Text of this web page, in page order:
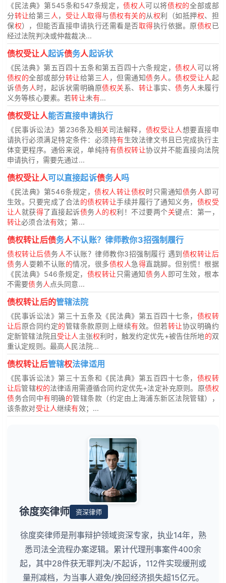
《民法典》第545条和547条规定，债权人可以将债权的全部或部
分转让给第三 人 ， 受让人取得与债权有关的从权利（如抵押权、担
保权），但能否直接申请执行还需看是否取得执行依据。原债权已
经过法院判决或仲裁裁决...
债权受让人起诉债务人起诉状
《民法典》第五百四十五条和第五百四十六条规定，债权人可以将
债权的全部或部分转让给第三人 ，但需通知债务人。债权受让人起
诉债务人时，起诉状需明确原债权关系、 转让事实、债务人 未履行
义务等核心要素。若转让未有...
债权受让人能否直接申请执行
《民事诉讼法》第236条及相关司法解释， 债权受让人想要直接申
请执行必须满足特定条件：必须持有生效法律文书且已完成执行主
体变更程序。通俗来说，单纯持有债权转让协议并不能直接向法院
申请执行，需要先通过...
债权受让人可以直接起诉债务人吗
《民法典》第546条规定，债权人转让债权时只需通知债务人即可
生效。只要完成了合法的债权转让手续并履行了通知义务， 债权受
让人就获得了直接起诉债务人的权利！不过要两个关键点：第一，
转让必须合法有效；第...
债权转让后债务人不认账？律师教你3招强制履行
债权转让后债务人不认账？律师教你3招强制履行 遇到债权转让后
债务人耍赖不认账的情况，很多债权人急得直跳脚。但别慌！根据
《民法典》546条规定， 债权转让 只需通知债务人 即可生效，根本
不需要债务人 点头同意...
债权转让后的管辖法院
《民事诉讼法》第三十五条及《民法典》第五百四十七条， 债权转
让后原合同约定的管辖条款原则上继续有效。但若转让协议明确约
定新管辖法院且受让人 主张权利时，触发约定优先+被告住所地的双
重认定规则。最高人民法院...
债权转让后管辖权法律适用
《民事诉讼法》第三十五条和《民法典》第五百四十七条， 债权转
让后管辖权的法律适用需遵循合同约定优先+法定补充原则。原债权
债务合同中有明确的管辖条款（约定由上海浦东新区法院管辖），
该条款对受让人继续有效；...
徐度奕律师 资深律师
徐度奕律师是刑事辩护领域资深专家，执业14年，熟
悉司法全流程办案逻辑。累计代理刑事案件400余
起，其中28件获无罪判决/不起诉，112件实现缓刑或
量刑减档，为当事人避免/挽回经济损失超15亿元。